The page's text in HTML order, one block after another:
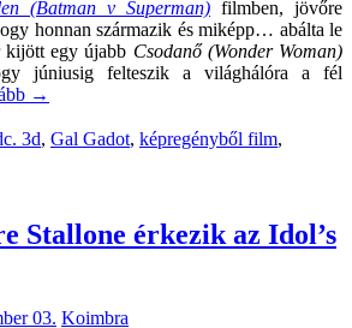
(Batman v Superman) filmben, jövőre
honnan származik és miképp… abálta le
kijött egy újabb Csodanő (Wonder Woman)
júniusig felteszik a világhálóra a fél
→
3d, Gal Gadot, képregényből film,
Stallone érkezik az Idol’s
03. Koimbra